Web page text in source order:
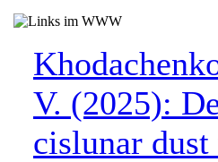
V. (2025):
cislunar